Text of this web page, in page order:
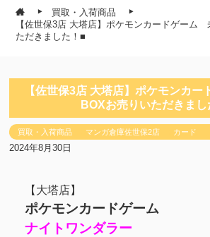
買取・入荷商品
【佐世保3店 大塔店】ポケモンカードゲーム
ただきました！■
【佐世保3店 大塔店】ポケモンカ
BOXお売りいただきまし
買取・入荷商品 マンガ倉庫佐世保2店 カード
2024年8月30日
【大塔店】
ポケモンカードゲーム
ナイトワンダラー